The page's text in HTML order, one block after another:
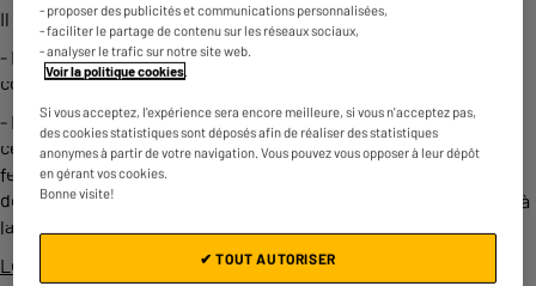
Il existe plusieurs types d’acier inoxydable :
- L’acier inoxydable ferritique qui a une faible résistance à la
corrosion.
- L’acier inoxydable austénitique, qui contient de l'austénite,
cette forme de fer qui peut absorber plus de carbone que la
ferrite en absorbant des températures allant à 912 degrés C, et
donc largement utilisé en raison de son excellente résistance à
la corrosion.
Les planchas
en inox sont soit recouvertes d’une fine couche
- proposer des publicités et communications personnalisées,
- faciliter le partage de contenu sur les réseaux sociaux,
- analyser le trafic sur notre site web.
Voir la politique cookies.
Si vous acceptez, l'expérience sera encore meilleure, si vous n'acceptez pas,
des cookies statistiques sont déposés afin de réaliser des statistiques
anonymes à partir de votre navigation. Vous pouvez vous opposer à leur dépôt
en gérant vos cookies.
Bonne visite!
✔ TOUT AUTORISER